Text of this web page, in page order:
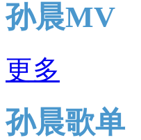
孙晨MV
更多
孙晨歌单